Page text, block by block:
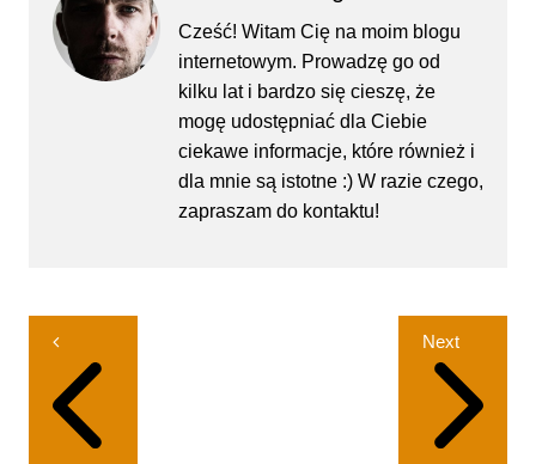
Cześć! Witam Cię na moim blogu
internetowym. Prowadzę go od
kilku lat i bardzo się cieszę, że
mogę udostępniać dla Ciebie
ciekawe informacje, które również i
dla mnie są istotne :) W razie czego,
zapraszam do kontaktu!
Nawigacja
wpisu
Next